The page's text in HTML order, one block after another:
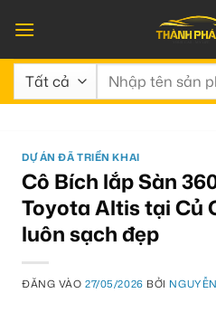
qua
nội
dung
Tìm
DỰ ÁN ĐÃ TRIỂN KHAI
Cô Bích lắp Sàn
Toyota Altis tại Củ
luôn sạch đẹp
ĐĂNG VÀO27/05/2026 BỞI